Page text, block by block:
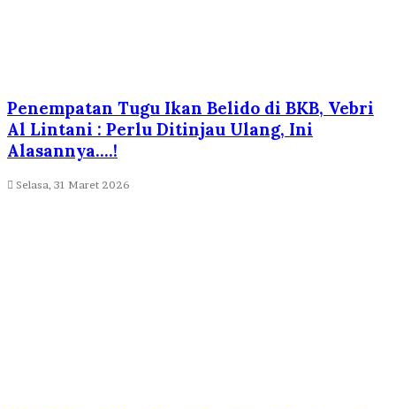
Penempatan Tugu Ikan Belido di BKB, Vebri
Al Lintani : Perlu Ditinjau Ulang, Ini
Alasannya….!
Selasa, 31 Maret 2026